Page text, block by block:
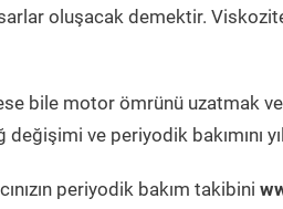
oluşacak demektir.
bile motor ömrünü uzatmak ve
değişimi ve periyodik bakımını
periyodik bakım takibini